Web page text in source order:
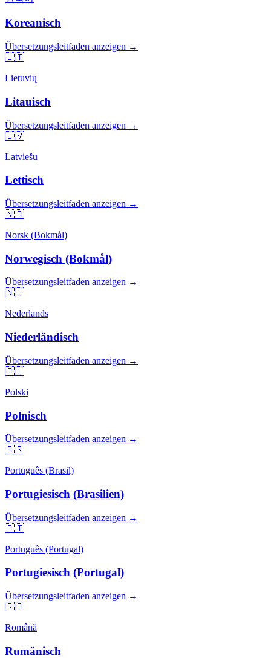
Koreanisch
Übersetzungsleitfaden anzeigen →
🇱🇹
Lietuvių
Litauisch
Übersetzungsleitfaden anzeigen →
🇱🇻
Latviešu
Lettisch
Übersetzungsleitfaden anzeigen →
🇳🇴
Norsk (Bokmål)
Norwegisch (Bokmål)
Übersetzungsleitfaden anzeigen →
🇳🇱
Nederlands
Niederländisch
Übersetzungsleitfaden anzeigen →
🇵🇱
Polski
Polnisch
Übersetzungsleitfaden anzeigen →
🇧🇷
Português (Brasil)
Portugiesisch (Brasilien)
Übersetzungsleitfaden anzeigen →
🇵🇹
Português (Portugal)
Portugiesisch (Portugal)
Übersetzungsleitfaden anzeigen →
🇷🇴
Română
Rumänisch